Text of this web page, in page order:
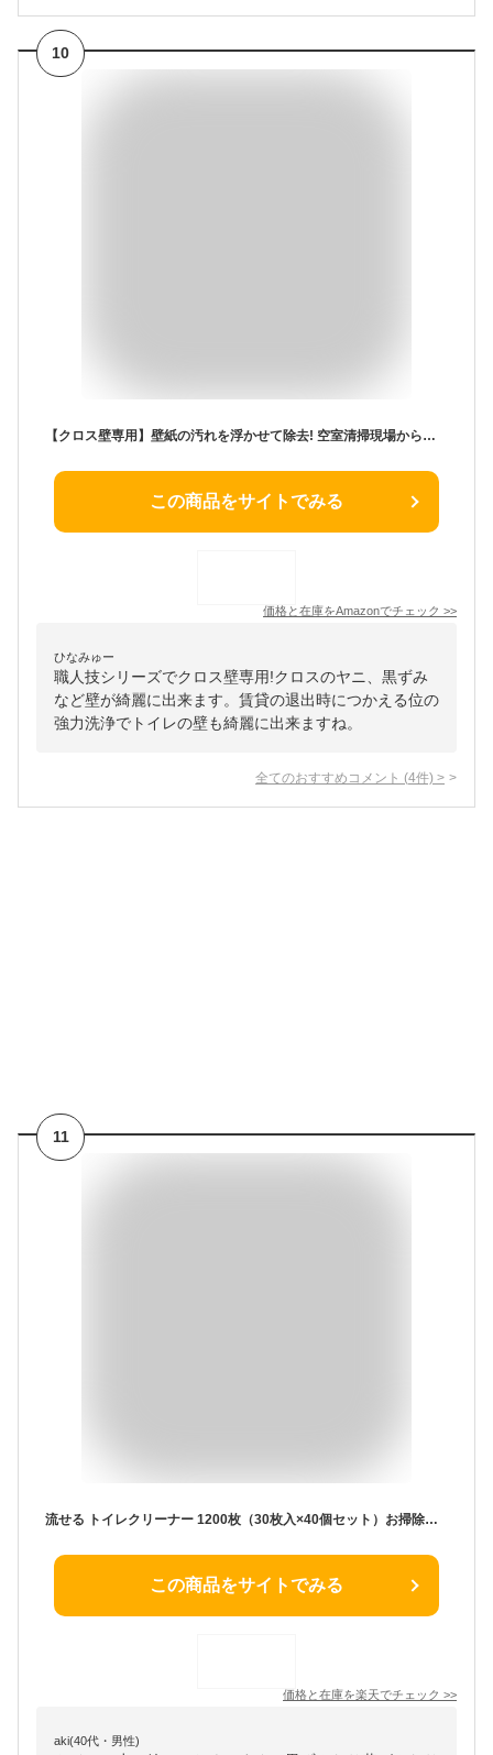
10
【クロス壁専用】壁紙の汚れを浮かせて除去! 空室清掃現場から生まれた! 壁汚れ職人500ｍｌ
この商品をサイトでみる
価格と在庫をAmazonでチェック >>
ひなみゅー
職人技シリーズでクロス壁専用!クロスのヤニ、黒ずみ
など壁が綺麗に出来ます。賃貸の退出時につかえる位の
強力洗浄でトイレの壁も綺麗に出来ますね。
全てのおすすめコメント (4件) >
11
流せる トイレクリーナー 1200枚（30枚入×40個セット）お掃除シート 除菌＆消臭 エンボスシート トイレ掃除 便器 便座 タンク 壁 床 お掃除 日本製 トイレクリーナー シート 替
この商品をサイトでみる
価格と在庫を楽天でチェック >>
aki(40代・男性)